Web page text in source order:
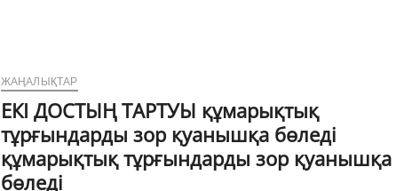
ЖАҢАЛЫҚТАР
ЕКІ ДОСТЫҢ ТАРТУЫ құмарықтық
тұрғындарды зор қуанышқа бөледі
құмарықтық тұрғындарды зор қуанышқа
бөледі